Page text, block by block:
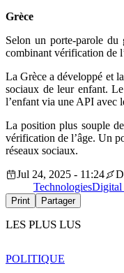
Grèce
Selon un porte-parole du
combinant vérification de
La Grèce a développé et
sociaux de leur enfant.
l’enfant via une API avec
La position plus souple
vérification de l’âge. Un
réseaux sociaux.
Jul 24, 2025 - 11:24
TechnologiesDigital
Print Partager
LES PLUS LUS
POLITIQUE